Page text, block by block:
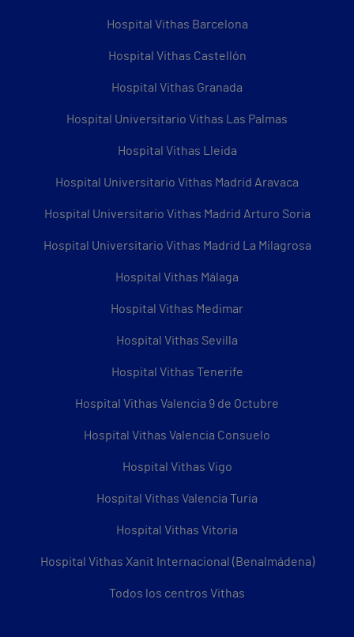
Hospital Vithas Barcelona
Hospital Vithas Castellón
Hospital Vithas Granada
Hospital Universitario Vithas Las Palmas
Hospital Vithas Lleida
Hospital Universitario Vithas Madrid Aravaca
Hospital Universitario Vithas Madrid Arturo Soria
Hospital Universitario Vithas Madrid La Milagrosa
Hospital Vithas Málaga
Hospital Vithas Medimar
Hospital Vithas Sevilla
Hospital Vithas Tenerife
Hospital Vithas Valencia 9 de Octubre
Hospital Vithas Valencia Consuelo
Hospital Vithas Vigo
Hospital Vithas Valencia Turia
Hospital Vithas Vitoria
Hospital Vithas Xanit Internacional (Benalmádena)
Todos los centros Vithas